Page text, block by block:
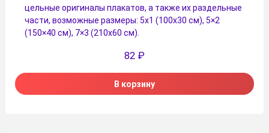
цельные оригиналы плакатов, а также их раздельные
части, возможные размеры: 5х1 (100х30 см), 5×2
(150×40 см), 7×3 (210х60 см).
82 ₽
В корзину